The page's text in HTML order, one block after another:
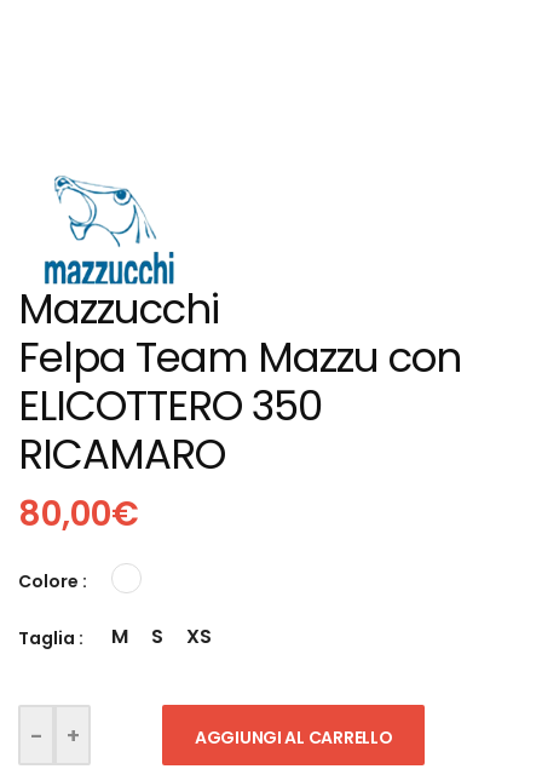
Mazzucchi
Felpa Team Mazzu con
ELICOTTERO 350
RICAMARO
80,00€
Colore :
Taglia : M S XS
AGGIUNGI AL CARRELLO